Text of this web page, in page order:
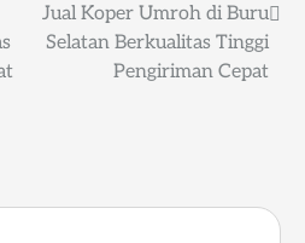
Jual Koper Umroh di Buru
Selatan Berkualitas Tinggi
Pengiriman Cepat